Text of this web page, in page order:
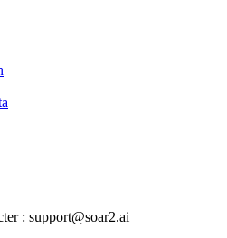
: support@soar2.ai